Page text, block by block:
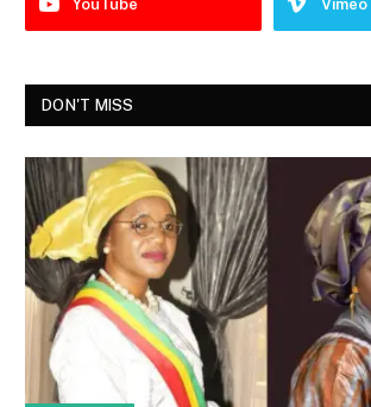
YouTube Vimeo
DON'T MISS